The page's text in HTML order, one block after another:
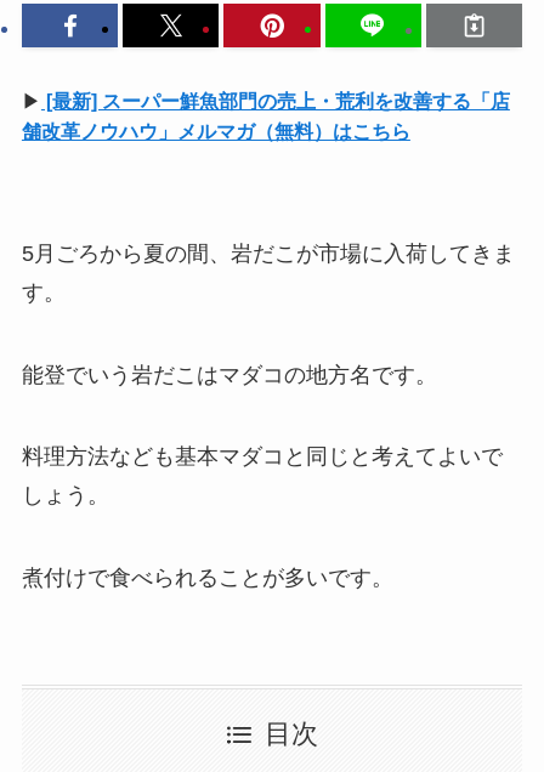
▶ [最新] スーパー鮮魚部門の売上・荒利を改善する「店
舗改革ノウハウ」メルマガ（無料）はこちら
5月ごろから夏の間、岩だこが市場に入荷してきま
す。
能登でいう岩だこはマダコの地方名です。
料理方法なども基本マダコと同じと考えてよいで
しょう。
煮付けで食べられることが多いです。
目次